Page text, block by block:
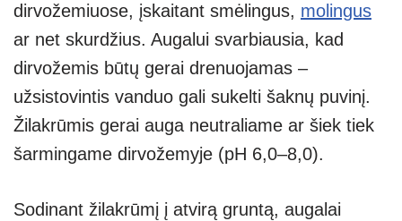
dirvožemiuose, įskaitant smėlingus, molingus
ar net skurdžius. Augalui svarbiausia, kad
dirvožemis būtų gerai drenuojamas –
užsistovintis vanduo gali sukelti šaknų puvinį.
Žilakrūmis gerai auga neutraliame ar šiek tiek
šarmingame dirvožemyje (pH 6,0–8,0).
Sodinant žilakrūmį į atvirą gruntą, augalai